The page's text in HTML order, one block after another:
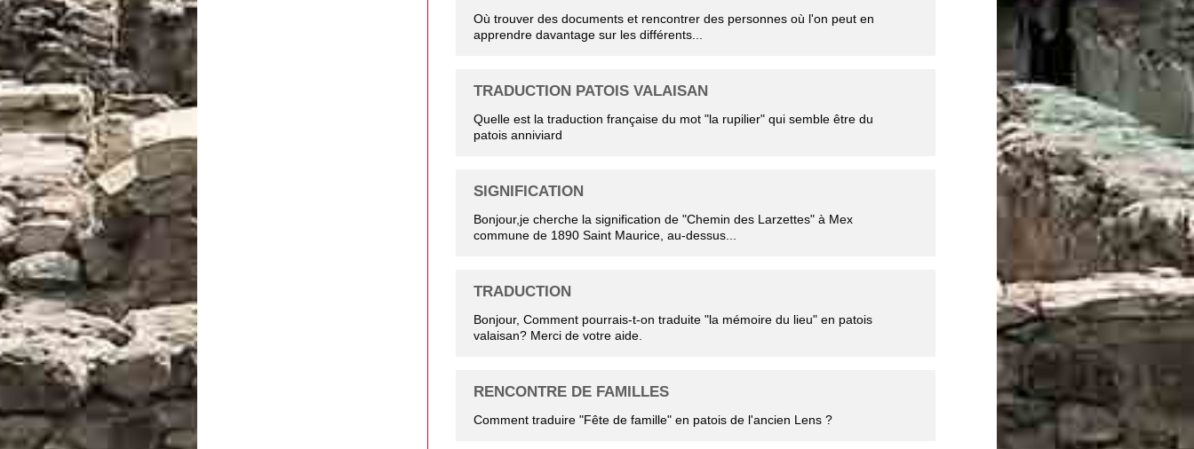
Où trouver des documents et rencontrer des personnes où l'on peut en
apprendre davantage sur les différents...
TRADUCTION PATOIS VALAISAN
Quelle est la traduction française du mot "la rupilier" qui semble être du
patois anniviard
SIGNIFICATION
Bonjour,je cherche la signification de "Chemin des Larzettes" à Mex
commune de 1890 Saint Maurice, au-dessus...
TRADUCTION
Bonjour, Comment pourrais-t-on traduite "la mémoire du lieu" en patois
valaisan? Merci de votre aide.
RENCONTRE DE FAMILLES
Comment traduire "Fête de famille" en patois de l'ancien Lens ?